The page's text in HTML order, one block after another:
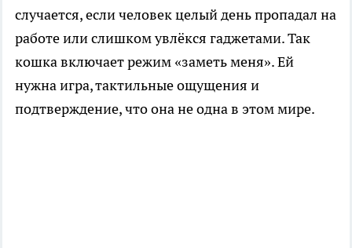
случается, если человек целый день пропадал на
работе или слишком увлёкся гаджетами. Так
кошка включает режим «заметь меня». Ей
нужна игра, тактильные ощущения и
подтверждение, что она не одна в этом мире.